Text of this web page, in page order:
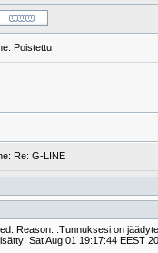
Poistettu
Re: G-LINE
Reason: :Tunnuksesi on
Sat Aug 01 19:17:44 EEST